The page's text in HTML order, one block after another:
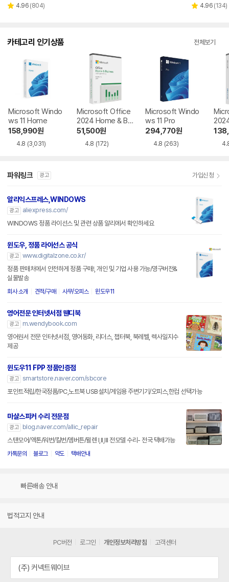
페이
별 4.96 리
(804)
별 4.96 리
(134)
카테고리 인기상품 전체보기
Microsoft Windo
ws 11 Home
158,990원
4.8 (3,031)
Microsoft Office
2024 Home & Bu
siness
51,500원
4.8 (172)
Microsoft Windo
ws 11 Pro
294,770원
4.8 (263)
파워링크 광고 가입신청
알리익스프레스,WINDOWS
광고
aliexpress.com/
WINDOWS 정품 라이선스 및 관련 상품 알리에서 확인하세요
윈도우, 정품 라이선스 공식
광고 www.digitalzone.co.kr/
정품 판매처에서 안전하게 정품 구매!, 개인 및 기업 사용 가능/영구버전&
실물발송
회사 소개 견적/구매 사무/오피스 윈도우11
영어전문 인터넷서점 웬디북
광고
m.wendybook.com
영어원서 전문 인터넷서점, 영어동화, 리더스, 챕터북, 북레벨, 렉사일지수
제공
윈도우11 FPP 정품인증점
광고 smartstore.naver.com/sbcore
포인트적립/한국정품/PC,노트북 USB설치/게임용 주변기기/오피스,한컴 선택가능
마샬스피커 수리 전문점
광고
blog.naver.com/allic_repair
스탠모어/액톤/워번/킬번/엠버튼/윌렌 I,II,III 전모델 수리- 전국 택배가능
카톡문의 블로그 약도 택배안내
빠른배송 안내
법적고지 안내
PC버전 로그인 개인정보처리방침 고객센터
(주) 커넥트웨이브